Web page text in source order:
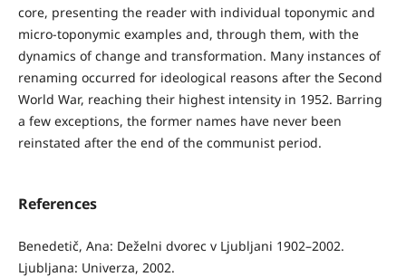
core, presenting the reader with individual toponymic and
micro-toponymic examples and, through them, with the
dynamics of change and transformation. Many instances of
renaming occurred for ideological reasons after the Second
World War, reaching their highest intensity in 1952. Barring
a few exceptions, the former names have never been
reinstated after the end of the communist period.
References
Benedetič, Ana: Deželni dvorec v Ljubljani 1902–2002.
Ljubljana: Univerza, 2002.